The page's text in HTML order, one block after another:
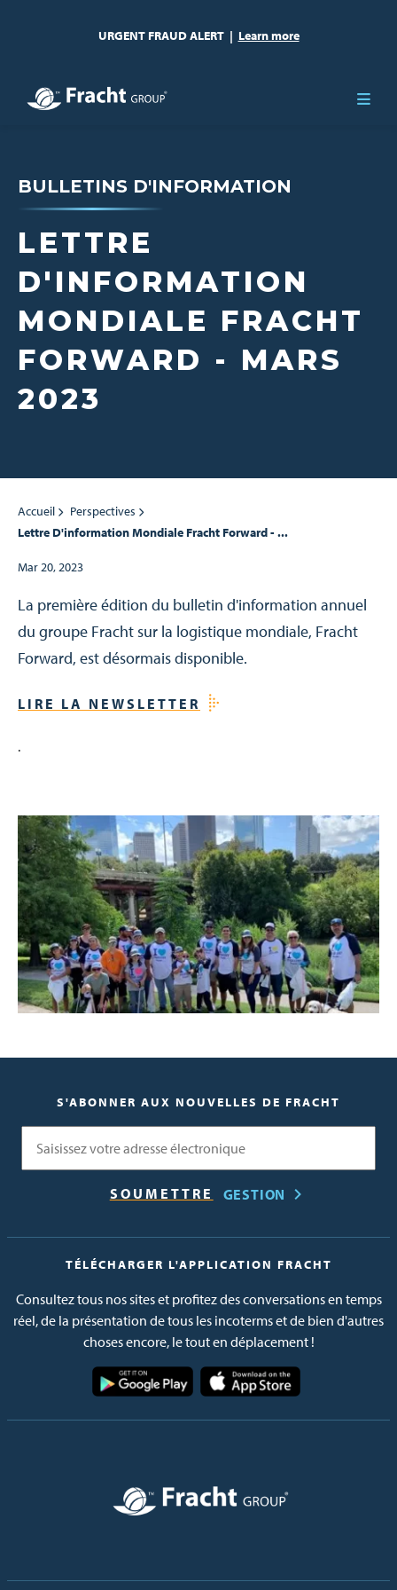
URGENT FRAUD ALERT | Learn more
BULLETINS D'INFORMATION
LETTRE
D'INFORMATION
MONDIALE FRACHT
FORWARD - MARS
2023
Accueil
Perspectives
Lettre D'information Mondiale Fracht Forward - ...
Mar 20, 2023
La première édition du bulletin d'information annuel
du groupe Fracht sur la logistique mondiale, Fracht
Forward, est désormais disponible.
LIRE LA NEWSLETTER
.
S'ABONNER AUX NOUVELLES DE FRACHT
GESTION
TÉLÉCHARGER L'APPLICATION FRACHT
Consultez tous nos sites et profitez des conversations en temps
réel, de la présentation de tous les incoterms et de bien d'autres
choses encore, le tout en déplacement !
Image
Image